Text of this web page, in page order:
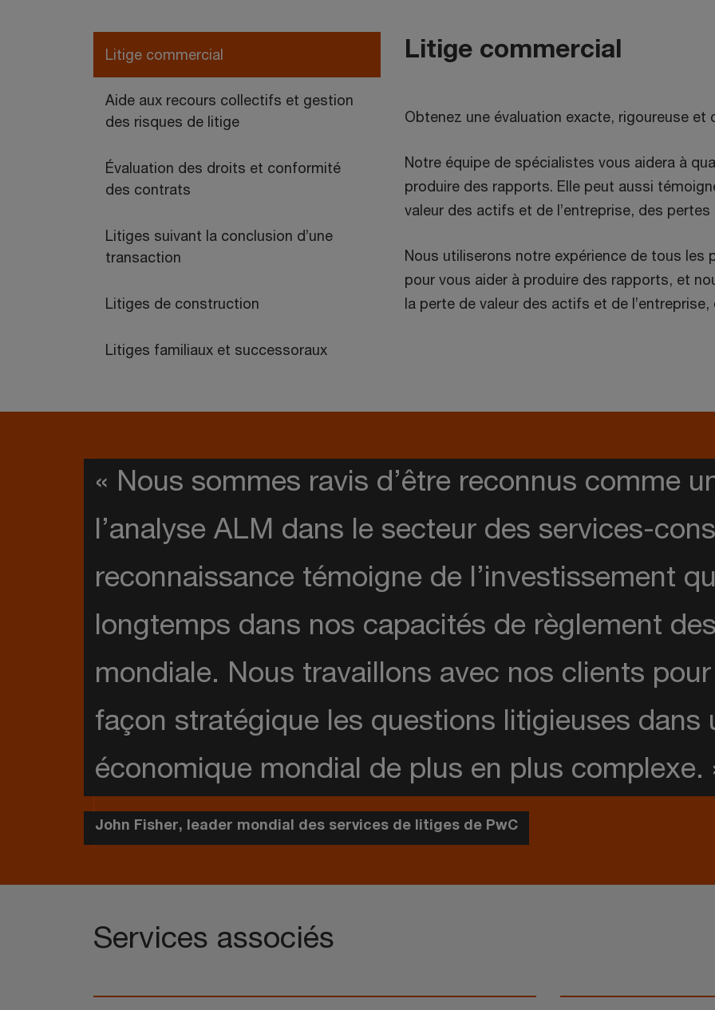
Litige commercial
Aide aux recours collectifs et gestion
des risques de litige
Évaluation des droits et conformité
des contrats
Litiges suivant la conclusion d’une
transaction
Litiges de construction
Litiges familiaux et successoraux
Litige commercial
Obtenez une évaluation exacte, rigoureuse et
Notre équipe de spécialistes vous aidera à
produire des rapports. Elle peut aussi
valeur des actifs et de l’entreprise, des pertes
Nous utiliserons notre expérience de tous les
pour vous aider à produire des rapports, et
la perte de valeur des actifs et de
« Nous sommes ravis d’être reconnus comme
l’analyse ALM dans le secteur des services-
reconnaissance témoigne de l’investissement
longtemps dans nos capacités de règlement des
mondiale. Nous travaillons avec nos clients pour
façon stratégique les questions litigieuses dans
économique mondial de plus en plus complexe.
John Fisher, leader mondial des services de litiges de PwC
Services associés